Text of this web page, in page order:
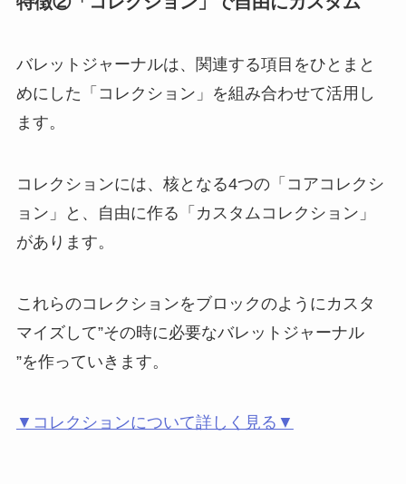
バレットジャーナルは、関連する項目をひとまと
めにした「コレクション」を組み合わせて活用し
ます。
コレクションには、核となる4つの「コアコレクシ
ョン」と、自由に作る「カスタムコレクション」
があります。
これらのコレクションをブロックのようにカスタ
マイズして”その時に必要なバレットジャーナル
”を作っていきます。
▼コレクションについて詳しく見る▼